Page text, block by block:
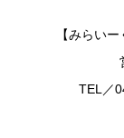
【みらい
TEL／